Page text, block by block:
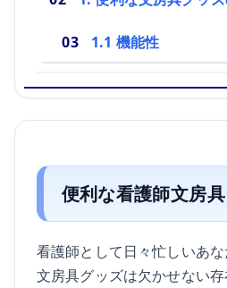
1.1 機能性
便利な看護師文房
看護師として日々忙しいあ
文房具グッズは欠かせない